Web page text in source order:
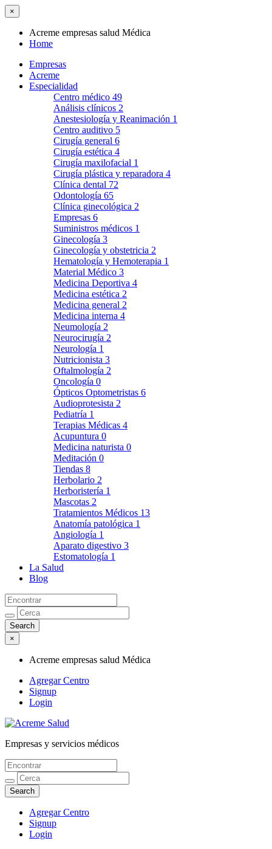
×
Acreme empresas salud Médica
Home
Empresas
Acreme
Especialidad
Centro médico 49
Análisis clínicos 2
Anestesiología y Reanimación 1
Centro auditivo 5
Cirugía general 6
Cirugía estética 4
Cirugía maxilofacial 1
Cirugía plástica y reparadora 4
Clínica dental 72
Odontología 65
Clínica ginecológica 2
Empresas 6
Suministros médicos 1
Ginecología 3
Ginecología y obstetricia 2
Hematología y Hemoterapia 1
Material Médico 3
Medicina Deportiva 4
Medicina estética 2
Medicina general 2
Medicina interna 4
Neumología 2
Neurocirugía 2
Neurología 1
Nutricionista 3
Oftalmología 2
Oncología 0
Ópticos Optometristas 6
Audioprotesista 2
Pediatría 1
Terapias Médicas 4
Acupuntura 0
Medicina naturista 0
Meditación 0
Tiendas 8
Herbolario 2
Herboristería 1
Mascotas 2
Tratamientos Médicos 13
Anatomía patológica 1
Angiología 1
Aparato digestivo 3
Estomatología 1
La Salud
Blog
×
Acreme empresas salud Médica
Agregar Centro
Signup
Login
Acreme empresas salud Médica
Empresas y servicios médicos
Agregar Centro
Signup
Login